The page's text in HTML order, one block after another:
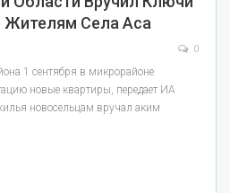
Жителям Села Аса
0
1 сентября в микрорайоне
новые квартиры, передает ИА
новосельцам вручал аким